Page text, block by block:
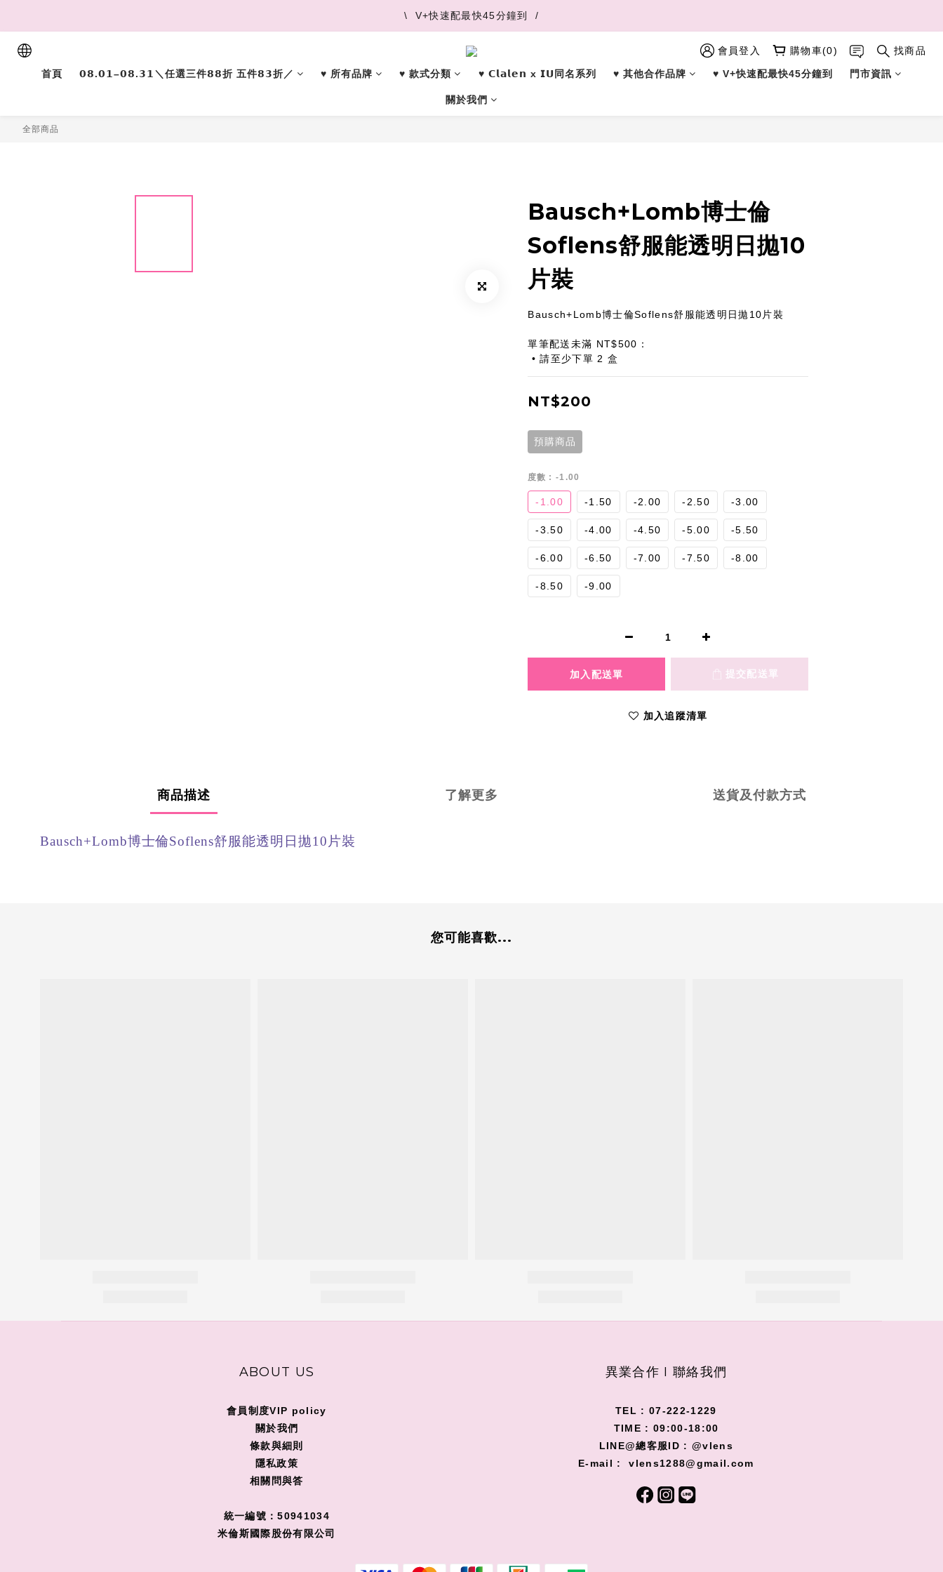
\  V+快速配最快45分鐘到  /
\  V+快速配最快45分鐘到  /
\  推薦好友 領取購物金  /
\  V+快速配最快45分鐘到  /
會員登入 購物車(0) 找商品
首頁 𝟬𝟴.𝟬𝟭–𝟬𝟴.𝟯𝟭＼任選三件𝟴𝟴折 五件𝟴𝟯折／ ♥︎ 所有品牌 ♥︎ 款式分類 ♥︎ 𝗖𝗹𝗮𝗹𝗲𝗻 x 𝗜𝗨同名系列 ♥︎ 其他合作品牌 ♥︎ V+快速配最快45分鐘到 門市資訊
關於我們
全部商品
Bausch+Lomb博士倫
Soflens舒服能透明日拋10
片裝
Bausch+Lomb博士倫Soflens舒服能透明日拋10片裝
單筆配送未滿 NT$500：
• 請至少下單 2 盒
NT$200
預購商品
度數 : -1.00
-1.00 -1.50 -2.00 -2.50 -3.00
-3.50 -4.00 -4.50 -5.00 -5.50
-6.00 -6.50 -7.00 -7.50 -8.00
-8.50 -9.00
加入追蹤清單
商品描述 了解更多 送貨及付款方式
Bausch+Lomb博士倫Soflens舒服能透明日拋10片裝
您可能喜歡...
ABOUT US
會員制度VIP policy
關於我們
條款與細則
隱私政策
相關問與答
統一編號：50941034
米倫斯國際股份有限公司
異業合作 I 聯絡我們
TEL : 07-222-1229
TIME : 09:00-18:00
LINE@總客服ID : @vlens
E-mail : vlens1288@gmail.com